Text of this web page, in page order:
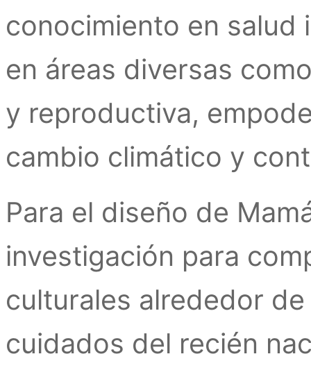
conocimiento en salud
en áreas diversas
y reproductiva,
cambio climático y
Para el diseño de
investigación para
culturales alrededor
cuidados del recién